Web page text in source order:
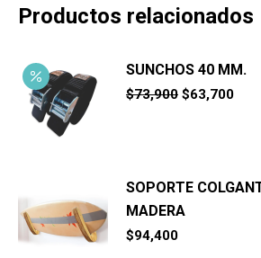
Productos relacionados
SUNCHOS 40 MM.
$73,900 El
$63,700El
SOPORTE
MADERA
$94,400